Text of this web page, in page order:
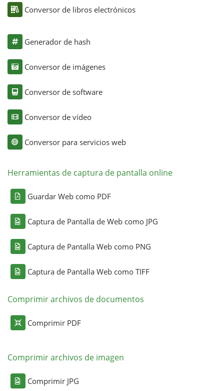
Conversor de libros electrónicos
Generador de hash
Conversor de imágenes
Conversor de software
Conversor de vídeo
Conversor para servicios web
Herramientas de captura de pantalla online
Guardar Web como PDF
Captura de Pantalla de Web como JPG
Captura de Pantalla Web como PNG
Captura de Pantalla Web como TIFF
Comprimir archivos de documentos
Comprimir PDF
Comprimir archivos de imagen
Comprimir JPG